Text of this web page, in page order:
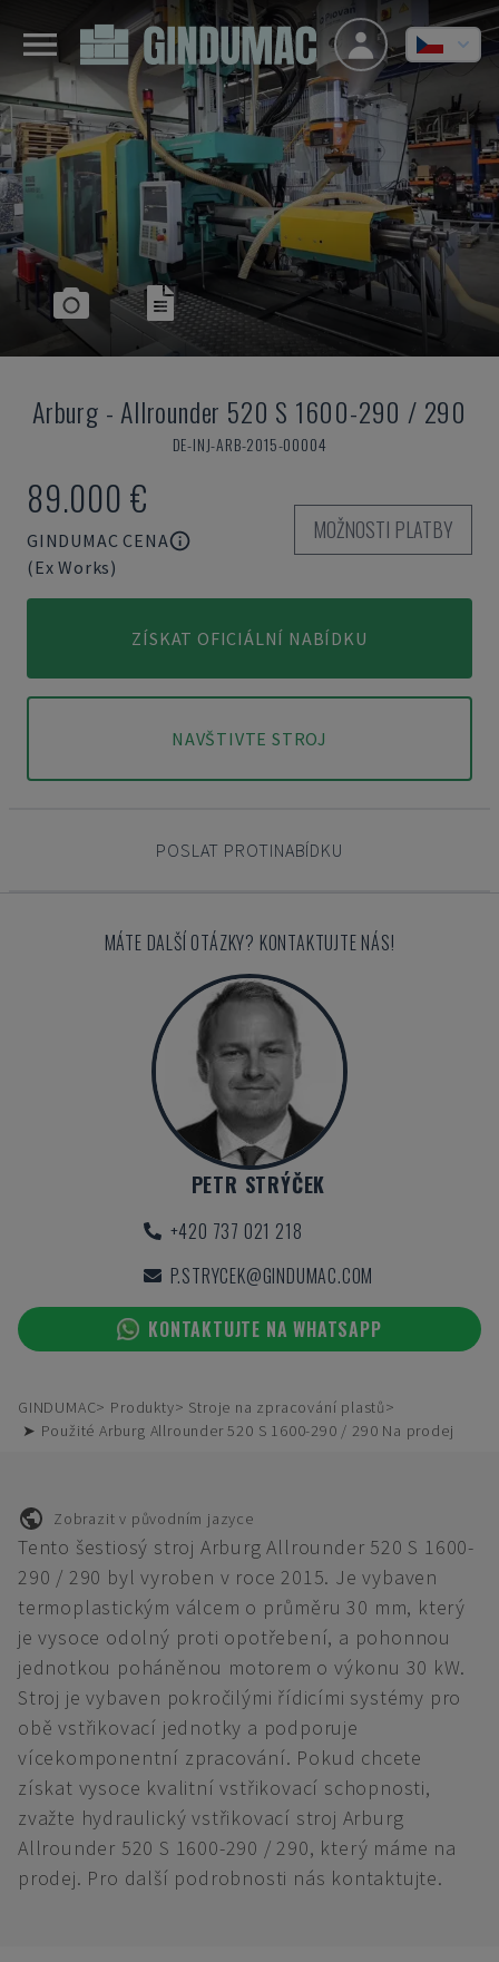
Arburg - Allrounder 520 S 1600-290 / 290
DE-INJ-ARB-2015-00004
89.000 €
GINDUMAC CENA
(Ex Works)
MOŽNOSTI PLATBY
ZÍSKAT OFICIÁLNÍ NABÍDKU
NAVŠTIVTE STROJ
POSLAT PROTINABÍDKU
MÁTE DALŠÍ OTÁZKY? KONTAKTUJTE NÁS!
PETR STRÝČEK
+420 737 021 218
P.STRYCEK@GINDUMAC.COM
KONTAKTUJTE NA WHATSAPP
GINDUMAC Produkty
Stroje na zpracování plastů
➤ Použité Arburg Allrounder 520 S 1600-290 / 290 Na prodej
Zobrazit v původním jazyce
Tento šestiosý stroj Arburg Allrounder 520 S 1600-
290 / 290 byl vyroben v roce 2015. Je vybaven
termoplastickým válcem o průměru 30 mm, který
je vysoce odolný proti opotřebení, a pohonnou
jednotkou poháněnou motorem o výkonu 30 kW.
Stroj je vybaven pokročilými řídicími systémy pro
obě vstřikovací jednotky a podporuje
vícekomponentní zpracování. Pokud chcete
získat vysoce kvalitní vstřikovací schopnosti,
zvažte hydraulický vstřikovací stroj Arburg
Allrounder 520 S 1600-290 / 290, který máme na
prodej. Pro další podrobnosti nás kontaktujte.